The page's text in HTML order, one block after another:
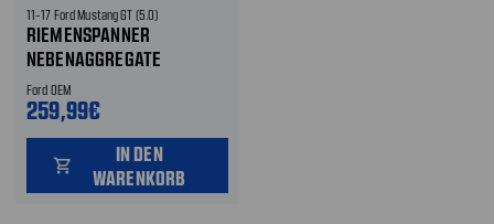
11-17 Ford Mustang GT (5.0)
RIEMENSPANNER
NEBENAGGREGATE
Ford OEM
259,99€
shopping_cart
IN DEN
WARENKORB